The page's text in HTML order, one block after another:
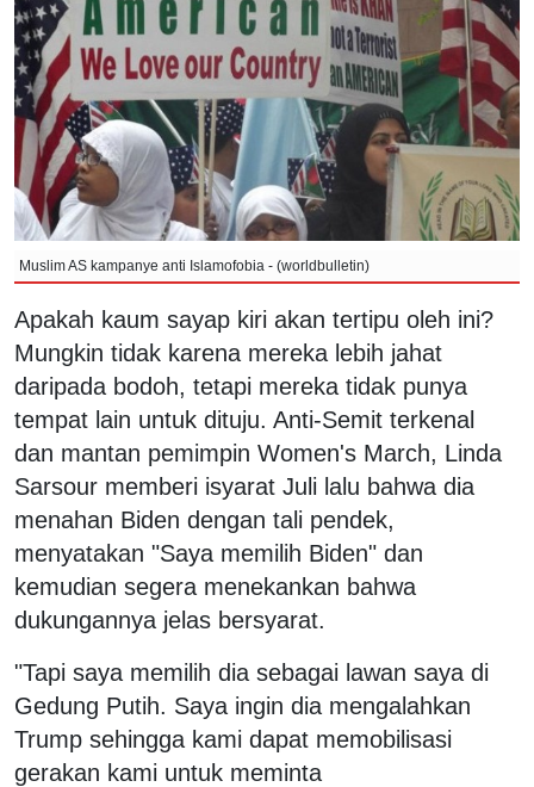
Muslim AS kampanye anti Islamofobia - (worldbulletin)
Apakah kaum sayap kiri akan tertipu oleh ini?
Mungkin tidak karena mereka lebih jahat
daripada bodoh, tetapi mereka tidak punya
tempat lain untuk dituju. Anti-Semit terkenal
dan mantan pemimpin Women's March, Linda
Sarsour memberi isyarat Juli lalu bahwa dia
menahan Biden dengan tali pendek,
menyatakan "Saya memilih Biden" dan
kemudian segera menekankan bahwa
dukungannya jelas bersyarat.
"Tapi saya memilih dia sebagai lawan saya di
Gedung Putih. Saya ingin dia mengalahkan
Trump sehingga kami dapat memobilisasi
gerakan kami untuk meminta